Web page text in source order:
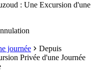
: Une Excursion d'une
journée
Depuis
Privée d'une Journée